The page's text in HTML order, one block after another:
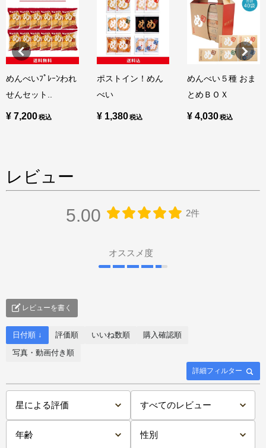
めんべいﾌﾟﾚｰﾝわれ
せんセット..
¥ 7,200
ポストイン！めん
べい
¥ 1,380
めんべい５種 おま
とめＢＯＸ
¥ 4,030
レビュー
5.00 2件
オススメ度
レビューを書く
詳細フィルター
日付順 ↓ 評価順 いいね数順
購入確認順
写真・動画付き順